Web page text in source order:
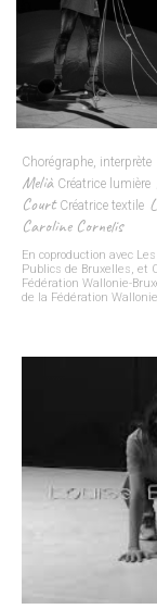
Chorégraphe, interprète
Melià Créatrice lumière
Court Créatrice textile
Caroline Cornelis
En coproduction avec
Publics de Bruxelles, et
Fédération Wallonie-
de la Fédération